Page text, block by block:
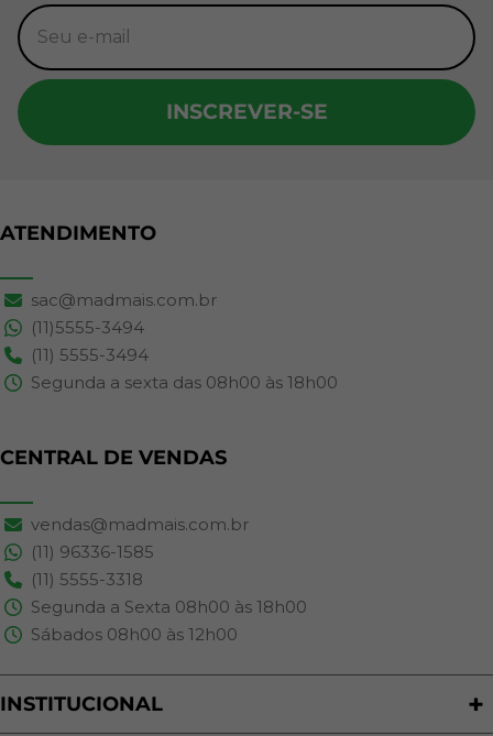
INSCREVER-SE
ATENDIMENTO
sac@madmais.com.br
(11)5555-3494
(11) 5555-3494
Segunda a sexta das 08h00 às 18h00
CENTRAL DE VENDAS
vendas@madmais.com.br
(11) 96336-1585
(11) 5555-3318
Segunda a Sexta 08h00 às 18h00
Sábados 08h00 às 12h00
INSTITUCIONAL
Quem Somos